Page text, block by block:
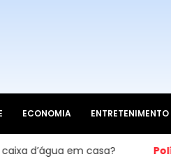
ECONOMIA ENTRETENIMENTO
em casa? Política -